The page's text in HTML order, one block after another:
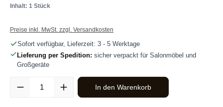
Inhalt: 1 Stück
Preise inkl. MwSt. zzgl. Versandkosten
Sofort verfügbar, Lieferzeit: 3 - 5 Werktage
Lieferung per Spedition: sicher verpackt für Salonmöbel und
Großgeräte
Produkt Anzahl: Gib den gewünschten Wert ein oder benutze die
In den Warenkorb